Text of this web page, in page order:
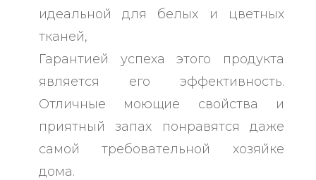
идеальной для белых и цветных
тканей,
Гарантией успеха этого продукта
является его эффективность.
Отличные моющие свойства и
приятный запах понравятся даже
самой требовательной хозяйке
дома.